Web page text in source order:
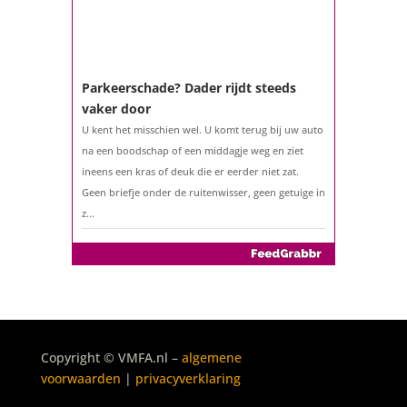
Parkeerschade? Dader rijdt steeds
vaker door
U kent het misschien wel. U komt terug bij uw auto
na een boodschap of een middagje weg en ziet
ineens een kras of deuk die er eerder niet zat.
Geen briefje onder de ruitenwisser, geen getuige in
z...
De belastingaangifte 2025
Het is weer zover: sinds 1 maart 2026 kunt u uw
Copyright © VMFA.nl – algemene
voorwaarden | privacyverklaring